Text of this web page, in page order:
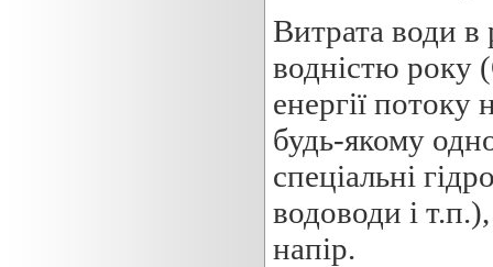
Витрата води в
водністю року
енергії потоку
будь-якому
спеціальні
водоводи і
напір.